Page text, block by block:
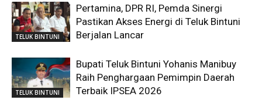
TELUK BINTUNI
Pertamina, DPR RI, Pemda Sinergi
Pastikan Akses Energi di Teluk Bintuni
Berjalan Lancar
TELUK BINTUNI
Bupati Teluk Bintuni Yohanis Manibuy
Raih Penghargaan Pemimpin Daerah
Terbaik IPSEA 2026